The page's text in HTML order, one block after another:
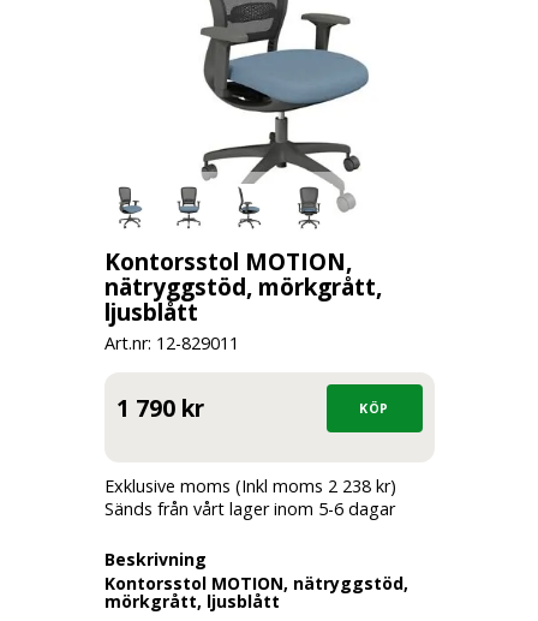
Kontorsstol MOTION,
nätryggstöd, mörkgrått,
ljusblått
Art.nr: 12-829011
1 790 kr
Exklusive moms (Inkl moms 2 238 kr)
Sänds från vårt lager inom 5-6 dagar
Beskrivning
Kontorsstol MOTION, nätryggstöd,
mörkgrått, ljusblått